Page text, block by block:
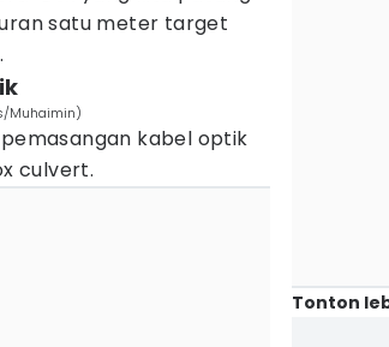
satu meter target
Muhaimin)
kabel optik
culvert.
Tonton